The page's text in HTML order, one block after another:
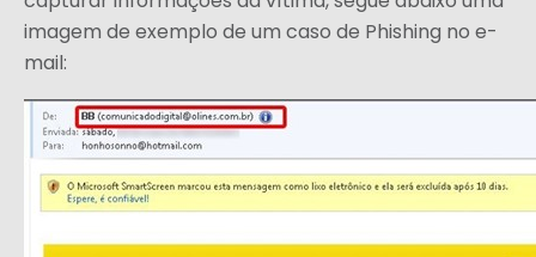
imagem de exemplo de um caso de Phishing no e-
mail: